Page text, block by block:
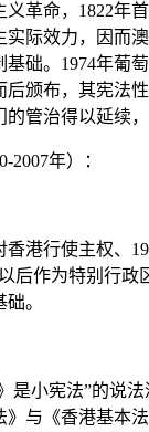
革命，1822年
际效力，因而
础。1974年葡
颁布，其宪法
管治得以延续
年）：
行使主权、
后作为特别行
。
小宪法”的说法
与《香港基本